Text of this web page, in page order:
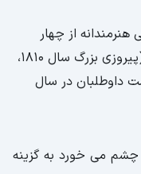
از چهار
واقعه تاریخی مهم در این کشور (پیروزی بزرگ سال ۱۸۱۰،
صلح ۱۸۱۵ و عزیمت داوطلبان در سال
چشم می خورد به گزینه